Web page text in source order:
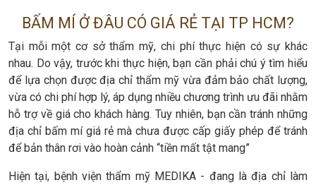
BẤM MÍ Ở ĐÂU CÓ GIÁ RẺ TẠI TP HCM?
Tại mỗi một cơ sở thẩm mỹ, chi phí thực hiện có sự khác
nhau. Do vậy, trước khi thực hiện, bạn cần phải chú ý tìm hiểu
để lựa chọn được địa chỉ thẩm mỹ vừa đảm bảo chất lượng,
vừa có chi phí hợp lý, áp dụng nhiều chương trình ưu đãi nhằm
hỗ trợ về giá cho khách hàng. Tuy nhiên, bạn cần tránh những
địa chỉ bấm mí giá rẻ mà chưa được cấp giấy phép để tránh
để bản thân rơi vào hoàn cảnh “tiền mất tật mang”
Hiện tại, bệnh viện thẩm mỹ MEDIKA - đang là địa chỉ làm